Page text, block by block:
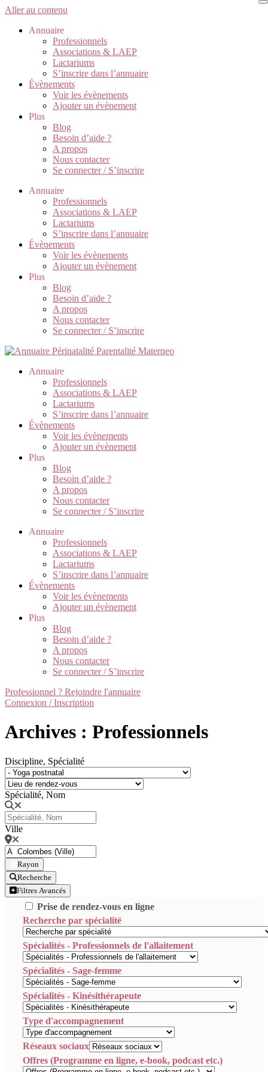
Aller au contenu
Annuaire
Professionnels
Associations & LAEP
Lactariums
S’inscrire dans l’annuaire
Évènements
Voir les évènements
Ajouter un évènement
Plus
Blog
Besoin d’aide ?
A propos
Nous contacter
Se connecter / S’inscrire
Annuaire
Professionnels
Associations & LAEP
Lactariums
S’inscrire dans l’annuaire
Évènements
Voir les évènements
Ajouter un évènement
Plus
Blog
Besoin d’aide ?
A propos
Nous contacter
Se connecter / S’inscrire
Annuaire
Professionnels
Associations & LAEP
Lactariums
S’inscrire dans l’annuaire
Évènements
Voir les évènements
Ajouter un évènement
Plus
Blog
Besoin d’aide ?
A propos
Nous contacter
Se connecter / S’inscrire
Annuaire
Professionnels
Associations & LAEP
Lactariums
S’inscrire dans l’annuaire
Évènements
Voir les évènements
Ajouter un évènement
Plus
Blog
Besoin d’aide ?
A propos
Nous contacter
Se connecter / S’inscrire
Professionnel ? Rejoindre l'annuaire
Connexion / Inscription
Archives : Professionnels
Discipline, Spécialité
Spécialité, Nom
Ville
Rayon
Recherche
Filtres Avancés
Prise de rendez-vous en ligne
Recherche par spécialité
Spécialités - Professionnels de l'allaitement
Spécialités - Sage-femme
Spécialités - Kinésithérapeute
Type d'accompagnement
Réseaux sociaux
Offres (Programme en ligne, e-book, podcast etc.)